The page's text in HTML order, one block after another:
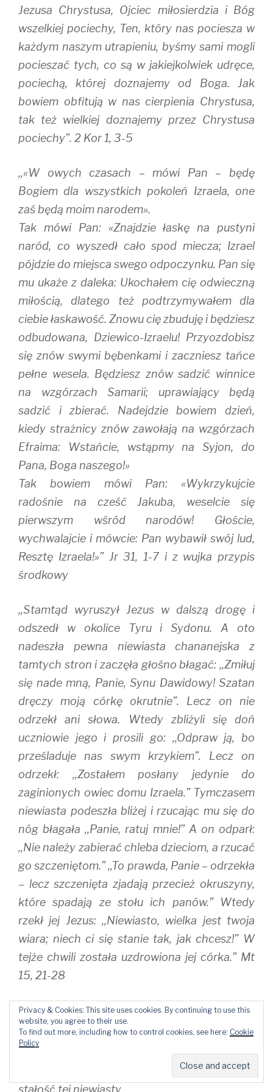
i
n
o
)
w
i
d
w
n
d
o
w
Jezusa Chrystusa, Ojciec miłosierdzia i Bóg
wszelkiej pociechy, Ten, który nas pociesza w
każdym naszym utrapieniu, byśmy sami mogli
pocieszać tych, co są w jakiejkolwiek udręce,
pociechą, której doznajemy od Boga. Jak
bowiem obfitują w nas cierpienia Chrystusa,
tak też wielkiej doznajemy przez Chrystusa
pociechy”. 2 Kor 1, 3-5
,,«W owych czasach – mówi Pan – będę
Bogiem dla wszystkich pokoleń Izraela, one
zaś będą moim narodem».
Tak mówi Pan: «Znajdzie łaskę na pustyni
naród, co wyszedł cało spod miecza; Izrael
pójdzie do miejsca swego odpoczynku. Pan się
mu ukaże z daleka: Ukochałem cię odwieczną
miłością, dlatego też podtrzymywałem dla
ciebie łaskawość. Znowu cię zbuduję i będziesz
odbudowana, Dziewico-Izraelu! Przyozdobisz
się znów swymi bębenkami i zaczniesz tańce
pełne wesela. Będziesz znów sadzić winnice
na wzgórzach Samarii; uprawiający będą
sadzić i zbierać. Nadejdzie bowiem dzień,
kiedy strażnicy znów zawołają na wzgórzach
Efraima: Wstańcie, wstąpmy na Syjon, do
Pana, Boga naszego!»
Tak bowiem mówi Pan: «Wykrzykujcie
radośnie na cześć Jakuba, weselcie się
pierwszym wśród narodów! Głoście,
wychwalajcie i mówcie: Pan wybawił swój lud,
Resztę Izraela!»” Jr 31, 1-7 i z wujka przypis
środkowy
,,Stamtąd wyruszył Jezus w dalszą drogę i
odszedł w okolice Tyru i Sydonu. A oto
nadeszła pewna niewiasta chananejska z
tamtych stron i zaczęła głośno błagać: ,,Zmiłuj
się nade mną, Panie, Synu Dawidowy! Szatan
dręczy moją córkę okrutnie”. Lecz on nie
odrzekł ani słowa. Wtedy zbliżyli się doń
uczniowie jego i prosili go: ,,Odpraw ją, bo
prześladuje nas swym krzykiem”. Lecz on
odrzekł: ,,Zostałem posłany jedynie do
zaginionych owiec domu Izraela.” Tymczasem
niewiasta podeszła bliżej i rzucając mu się do
nóg błagała ,,Panie, ratuj mnie!” A on odparł:
,,Nie należy zabierać chleba dzieciom, a rzucać
go szczeniętom.” ,,To prawda, Panie – odrzekła
– lecz szczenięta zjadają przecież okruszyny,
które spadają ze stołu ich panów.” Wtedy
rzekł jej Jezus: ,,Niewiasto, wielka jest twoja
wiara; niech ci się stanie tak, jak chcesz!” W
tejże chwili została uzdrowiona jej córka.” Mt
15, 21-28
Do powyższego fragmentu Pisma świętego ważny był
dla mnie komentarz ks. Wujka:
,,W. 23. Nie odpowiedział jej słowa.
Żeby doświadczyć i innym okazać wiarę i
Privacy & Cookies: This site uses cookies. By continuing to use this
website, you agree to their use.
To find out more, including how to control cookies, see here: Cookie
Policy